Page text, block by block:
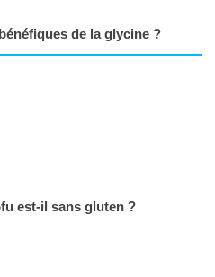
de la glycine ?
est-il sans gluten ?